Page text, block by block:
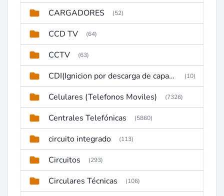
CARGADORES (52)
CCD TV (64)
CCTV (63)
CDI(Ignicion por descarga de capacitor) (10)
Celulares (Telefonos Moviles) (7326)
Centrales Telefónicas (5860)
circuito integrado (113)
Circuitos (293)
Circulares Técnicas (106)